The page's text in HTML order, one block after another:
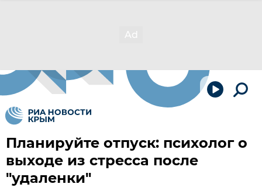
Планируйте отпуск: психолог о
выходе из стресса после
"удаленки"